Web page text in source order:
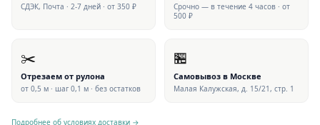
СДЭК, Почта · 2-7 дней · от 350 ₽
Срочно — в течение 4 часов · от
500 ₽
✂️
Отрезаем от рулона
от 0,5 м · шаг 0,1 м · без остатков
🏪
Самовывоз в Москве
Малая Калужская, д. 15/21, стр. 1
Подробнее об условиях доставки →